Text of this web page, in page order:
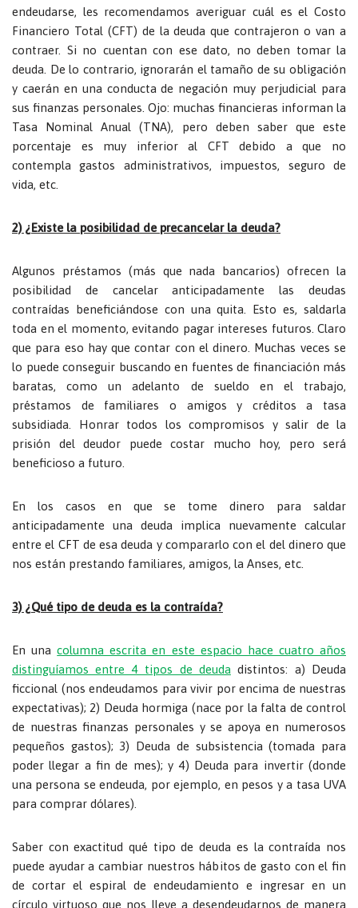
endeudarse, les recomendamos averiguar cuál es el Costo
Financiero Total (CFT) de la deuda que contrajeron o van a
contraer. Si no cuentan con ese dato, no deben tomar la
deuda. De lo contrario, ignorarán el tamaño de su obligación
y caerán en una conducta de negación muy perjudicial para
sus finanzas personales. Ojo: muchas financieras informan la
Tasa Nominal Anual (TNA), pero deben saber que este
porcentaje es muy inferior al CFT debido a que no
contempla gastos administrativos, impuestos, seguro de
vida, etc.
2) ¿Existe la posibilidad de precancelar la deuda?
Algunos préstamos (más que nada bancarios) ofrecen la
posibilidad de cancelar anticipadamente las deudas
contraídas beneficiándose con una quita. Esto es, saldarla
toda en el momento, evitando pagar intereses futuros. Claro
que para eso hay que contar con el dinero. Muchas veces se
lo puede conseguir buscando en fuentes de financiación más
baratas, como un adelanto de sueldo en el trabajo,
préstamos de familiares o amigos y créditos a tasa
subsidiada. Honrar todos los compromisos y salir de la
prisión del deudor puede costar mucho hoy, pero será
beneficioso a futuro.
En los casos en que se tome dinero para saldar
anticipadamente una deuda implica nuevamente calcular
entre el CFT de esa deuda y compararlo con el del dinero que
nos están prestando familiares, amigos, la Anses, etc.
3) ¿Qué tipo de deuda es la contraída?
En unacolumna escrita en este espacio hace cuatro años
distinguíamos entre 4 tipos de deuda distintos: a) Deuda
ficcional (nos endeudamos para vivir por encima de nuestras
expectativas); 2) Deuda hormiga (nace por la falta de control
de nuestras finanzas personales y se apoya en numerosos
pequeños gastos); 3) Deuda de subsistencia (tomada para
poder llegar a fin de mes); y 4) Deuda para invertir (donde
una persona se endeuda, por ejemplo, en pesos y a tasa UVA
para comprar dólares).
Saber con exactitud qué tipo de deuda es la contraída nos
puede ayudar a cambiar nuestros hábitos de gasto con el fin
de cortar el espiral de endeudamiento e ingresar en un
círculo virtuoso que nos lleve a desendeudarnos de manera